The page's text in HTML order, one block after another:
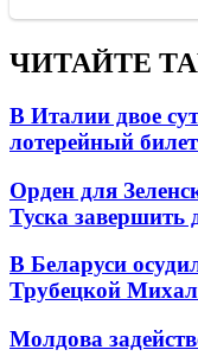
ЧИТАЙТЕ
В Италии двое
лотерейный
Орден для
Туска завершить
В Беларуси
Трубецкой
Молдова